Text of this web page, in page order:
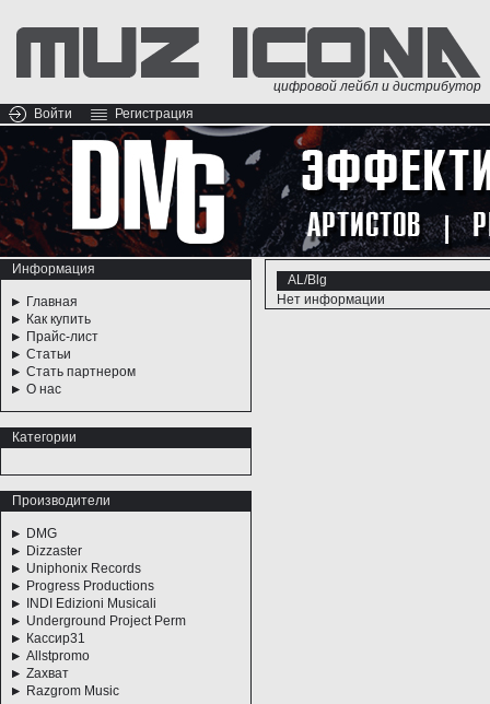
цифровой лейбл и дистрибутор
Войти
Регистрация
Информация
Главная
Как купить
Прайс-лист
Статьи
Стать партнером
О нас
Категории
Производители
DMG
Dizzaster
Uniphonix Records
Progress Productions
INDI Edizioni Musicali
Underground Project Perm
Кассир31
Allstpromo
Zахват
Razgrom Music
AL/Blg
Нет информации